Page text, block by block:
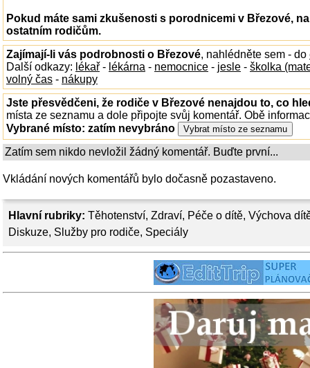
Hlavní rubriky: Těhotenství, Zdraví, Péče o dítě, Výchova
Diskuze, Služby pro rodiče, Speciály
Pokud máte sami zkušenosti s porodnicemi v Březové,
ostatním rodičům.
Zajímají-li vás podrobnosti o Březové, nahlédněte sem - do
Další odkazy: lékař - lékárna - nemocnice - jesle - školka
volný čas - nákupy
Jste přesvědčeni, že rodiče v Březové nenajdou to, co
místa ze seznamu a dole připojte svůj komentář. Obě
Vybrané místo: zatím nevybráno
Zatím sem nikdo nevložil žádný komentář. Buďte první...
Vkládání nových komentářů bylo dočasně pozastaveno.